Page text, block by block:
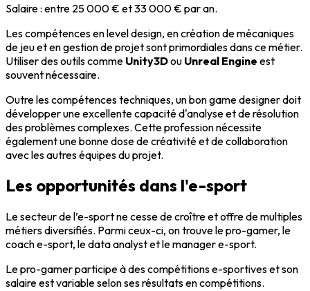
Salaire: entre 25 000 € et 33 000 € par an.
Les compétences enlevel design, en création de mécaniques
de jeu et en gestion de projet sont primordiales dans ce métier.
Utiliser des outils comme Unity3Dou Unreal Engine est
souvent nécessaire.
Outre les compétences techniques, un bongame designerdoit
développer une excellente capacité d'analyse et de résolution
des problèmes complexes. Cette profession nécessite
également une bonne dose de créativité et decollaboration
avec les autres équipes du projet.
Les opportunités dans l'e-sport
Le secteur de l’e-sport ne cesse de croître et offre de multiples
métiers diversifiés. Parmi ceux-ci, on trouve lepro-gamer, le
coach e-sport, ledata analystet lemanager e-sport.
Lepro-gamerparticipe à des compétitions e-sportives et son
salaireest variable selon ses résultats en compétitions.